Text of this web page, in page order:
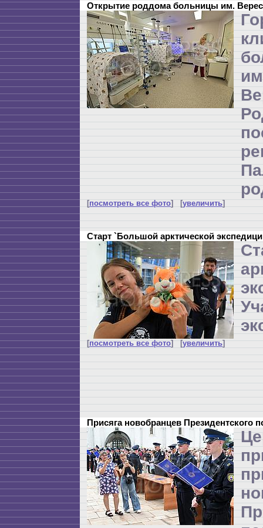
Открытие роддома больницы им.
[посмотреть все фото] [увеличить]
Старт `Большой арктической
[посмотреть все фото] [увеличить]
Присяга новобранцев Президентского